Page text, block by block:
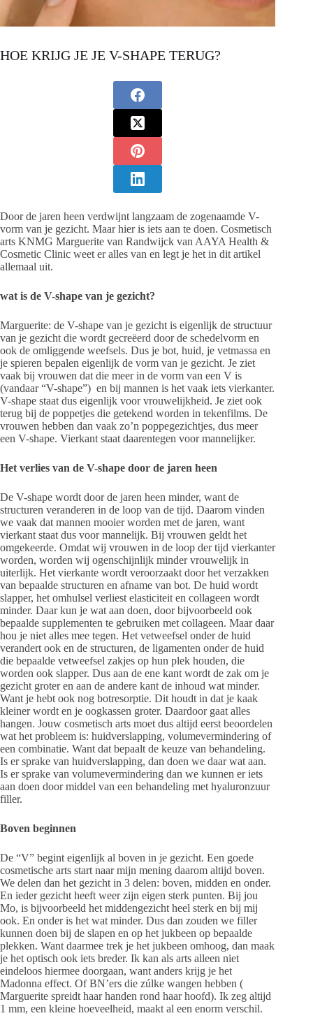
HOE KRIJG JE JE V-SHAPE TERUG?
Door de jaren heen verdwijnt langzaam de zogenaamde V-
vorm van je gezicht. Maar hier is iets aan te doen. Cosmetisch
arts KNMG Marguerite van Randwijck van AAYA Health &
Cosmetic Clinic weet er alles van en legt je het in dit artikel
allemaal uit.
wat is de V-shape van je gezicht?
Marguerite: de V-shape van je gezicht is eigenlijk de structuur
van je gezicht die wordt gecreëerd door de schedelvorm en
ook de omliggende weefsels. Dus je bot, huid, je vetmassa en
je spieren bepalen eigenlijk de vorm van je gezicht. Je ziet
vaak bij vrouwen dat die meer in de vorm van een V is
(vandaar “V-shape”) en bij mannen is het vaak iets vierkanter.
V-shape staat dus eigenlijk voor vrouwelijkheid. Je ziet ook
terug bij de poppetjes die getekend worden in tekenfilms. De
vrouwen hebben dan vaak zo’n poppegezichtjes, dus meer
een V-shape. Vierkant staat daarentegen voor mannelijker.
Het verlies van de V-shape door de jaren heen
De V-shape wordt door de jaren heen minder, want de
structuren veranderen in de loop van de tijd. Daarom vinden
we vaak dat mannen mooier worden met de jaren, want
vierkant staat dus voor mannelijk. Bij vrouwen geldt het
omgekeerde. Omdat wij vrouwen in de loop der tijd vierkanter
worden, worden wij ogenschijnlijk minder vrouwelijk in
uiterlijk. Het vierkante wordt veroorzaakt door het verzakken
van bepaalde structuren en afname van bot. De huid wordt
slapper, het omhulsel verliest elasticiteit en collageen wordt
minder. Daar kun je wat aan doen, door bijvoorbeeld ook
bepaalde supplementen te gebruiken met collageen. Maar daar
hou je niet alles mee tegen. Het vetweefsel onder de huid
verandert ook en de structuren, de ligamenten onder de huid
die bepaalde vetweefsel zakjes op hun plek houden, die
worden ook slapper. Dus aan de ene kant wordt de zak om je
gezicht groter en aan de andere kant de inhoud wat minder.
Want je hebt ook nog botresorptie. Dit houdt in dat je kaak
kleiner wordt en je oogkassen groter. Daardoor gaat alles
hangen. Jouw cosmetisch arts moet dus altijd eerst beoordelen
wat het probleem is: huidverslapping, volumevermindering of
een combinatie. Want dat bepaalt de keuze van behandeling.
Is er sprake van huidverslapping, dan doen we daar wat aan.
Is er sprake van volumevermindering dan we kunnen er iets
aan doen door middel van een behandeling met hyaluronzuur
filler.
Boven beginnen
De “V” begint eigenlijk al boven in je gezicht. Een goede
cosmetische arts start naar mijn mening daarom altijd boven.
We delen dan het gezicht in 3 delen: boven, midden en onder.
En ieder gezicht heeft weer zijn eigen sterk punten. Bij jou
Mo, is bijvoorbeeld het middengezicht heel sterk en bij mij
ook. En onder is het wat minder. Dus dan zouden we filler
kunnen doen bij de slapen en op het jukbeen op bepaalde
plekken. Want daarmee trek je het jukbeen omhoog, dan maak
je het optisch ook iets breder. Ik kan als arts alleen niet
eindeloos hiermee doorgaan, want anders krijg je het
Madonna effect. Of BN’ers die zúlke wangen hebben (
Marguerite spreidt haar handen rond haar hoofd). Ik zeg altijd
1 mm, een kleine hoeveelheid, maakt al een enorm verschil.